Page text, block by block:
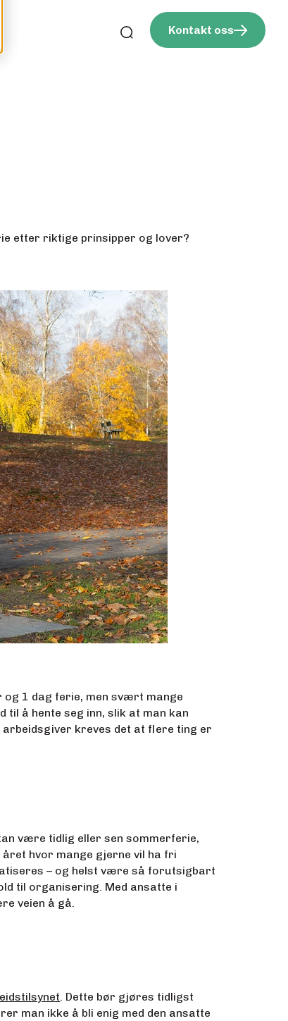
Kontakt oss
etter riktige prinsipper og lover?
og 1 dag ferie, men svært mange
å hente seg inn, slik at man kan
arbeidsgiver kreves det at flere ting er
være tidlig eller sen sommerferie,
hvor mange gjerne vil ha fri
– og helst være så forutsigbart
til organisering. Med ansatte i
veien å gå.
. Dette bør gjøres tidligst
man ikke å bli enig med den ansatte